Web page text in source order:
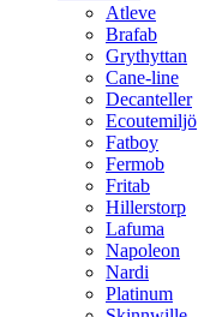
Atleve
Brafab
Grythyttan
Cane-line
Decanteller
Ecoutemiljö
Fatboy
Fermob
Fritab
Hillerstorp
Lafuma
Napoleon
Nardi
Platinum